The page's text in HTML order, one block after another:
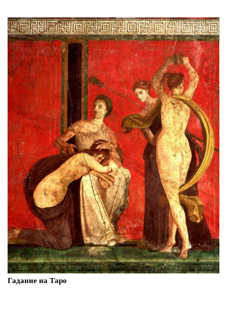
Гадание на Таро